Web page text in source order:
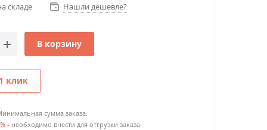
складе Нашли дешевле?
В корзину
клик
сумма заказа.
- необходимо внести для отгрузки заказа.